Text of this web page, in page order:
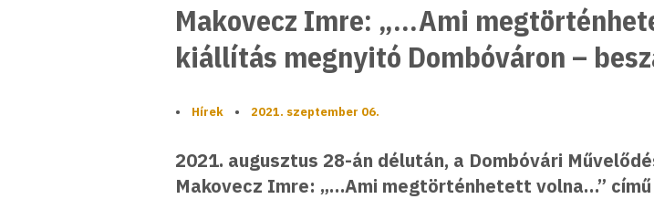
Makovecz Imre: „…Ami
kiállítás megnyitó Dombóváron –
• Hírek • 2021. szeptember 06.
2021. augusztus 28-án délután, a Dombóvári
Makovecz Imre: „…Ami megtörténhetett volna…”